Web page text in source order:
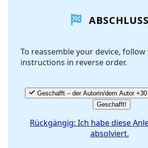
Kommentar hinzufügen
Abbrechen
ABSCHLUSS
To reassemble your device, follow
instructions in reverse order.
Geschafft – der Autorin/dem Autor
Geschafft!
Rückgängig: Ich habe diese
absolviert.